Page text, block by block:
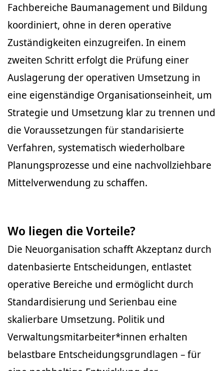
Fachbereiche Baumanagement und Bildung
koordiniert, ohne in deren operative
Zuständigkeiten einzugreifen. In einem
zweiten Schritt erfolgt die Prüfung einer
Auslagerung der operativen Umsetzung in
eine eigenständige Organisationseinheit, um
Strategie und Umsetzung klar zu trennen und
die Voraussetzungen für standarisierte
Verfahren, systematisch wiederholbare
Planungsprozesse und eine nachvollziehbare
Mittelverwendung zu schaffen.
Wo liegen die Vorteile?
Die Neuorganisation schafft Akzeptanz durch
datenbasierte Entscheidungen, entlastet
operative Bereiche und ermöglicht durch
Standardisierung und Serienbau eine
skalierbare Umsetzung. Politik und
Verwaltungsmitarbeiter*innen erhalten
belastbare Entscheidungsgrundlagen – für